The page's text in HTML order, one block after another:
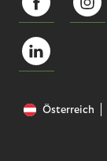
Österreich